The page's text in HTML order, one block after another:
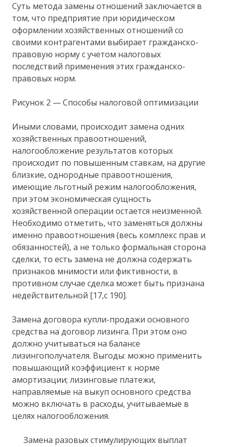
Суть метода замены отношений заключается в
том, что предприятие при юридическом
оформлении хозяйственных отношений со
своими контрагентами выбирает гражданско-
правовую норму с учетом налоговых
последствий применения этих гражданско-
правовых норм.
Рисунок 2 — Способы налоговой оптимизации
Иными словами, происходит замена одних
хозяйственных правоотношений,
налогообложение результатов которых
происходит по повышенным ставкам, на другие
близкие, однородные правоотношения,
имеющие льготный режим налогообложения,
при этом экономическая сущность
хозяйственной операции остается неизменной.
Необходимо отметить, что заменяться должны
именно правоотношения (весь комплекс прав и
обязанностей), а не только формальная сторона
сделки, то есть замена не должна содержать
признаков мнимости или фиктивности, в
противном случае сделка может быть признана
недействительной [17,с 190].
Замена договора купли-продажи основного
средства на договор лизинга. При этом оно
должно учитываться на балансе
лизингополучателя. Выгоды: можно применить
повышающий коэффициент к норме
амортизации; лизинговые платежи,
направляемые на выкуп основного средства
можно включать в расходы, учитываемые в
целях налогообложения.
Замена разовых стимулирующих выплат